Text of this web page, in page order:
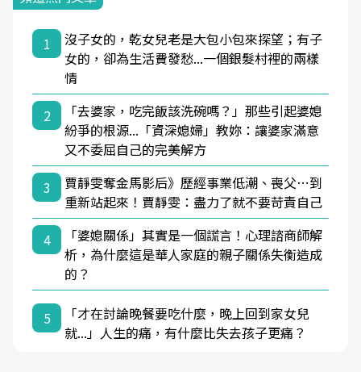
1
沒子女的，乾女兒老是大包小包來探望；有子
女的，卻為生活費發愁...一個銀髮村裡的兩樣
情
2
「去婆家，吃完飯該洗碗嗎？」那些引起婆媳
紛爭的根源...「資深媳婦」教妳：讓婆家滿意
又不委屈自己的完美解方
3
賈靜雯奪金馬影后》歷經事業低潮、喪父…到
重新站起來！賈靜雯：盡力了就不要苛責自己
4
「婆媳關係」其實是一個謊言！心理諮商師解
析，為什麼這是華人家庭的親子關係失衡造成
的？
5
「才在討論晚餐要吃什麼，晚上回到家女兒
就...」人生的痛，有什麼比失去孩子更痛？